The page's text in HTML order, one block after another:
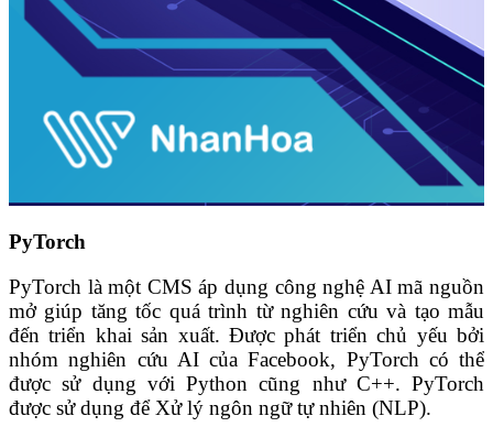
PyTorch
PyTorch là một CMS áp dụng công nghệ AI mã nguồn
mở giúp tăng tốc quá trình từ nghiên cứu và tạo mẫu
đến triển khai sản xuất. Được phát triển chủ yếu bởi
nhóm nghiên cứu AI của Facebook, PyTorch có thể
được sử dụng với Python cũng như C++. PyTorch
được sử dụng để Xử lý ngôn ngữ tự nhiên (NLP).